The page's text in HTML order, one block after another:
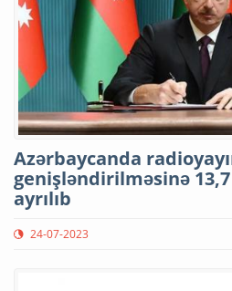
Azərbaycanda
genişləndirilməsinə
ayrılıb
24-07-2023